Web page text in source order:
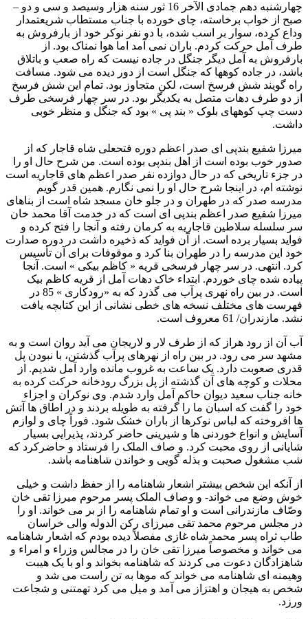
چهارشنبه دهم جمادی الآخر 16 ثور سنه هزار وسيصد و سی و دو –
صبح از خواب برخاسته، چای خورده با جناب مستطاب شريعتمدار
وداع کرده، سوار بر اسب شده، با دو نفر نوکر خود از بارفروش به
طرف آمل حرکت کردم. باران نمی آمد اما هوا نمناک بود. از
بارفروش به آمل ديگر جنگل در جاده نيست که راه صعب و باتلاق
باشد، در جاده کوهها که جنگل است از دور ديده می شود. مسافت
راه گويند شش فرسخ است، لکن متجاوز بود. تمام اين شش فرسخ
از دو طرف دهات متصل به يکديگر بود. در سر چهار فرسخی طرف
دست چپ کوههای بلوک « بند پی » بود که جنگل و منظر خوبی
داشت.
ميرزا شفيع بندپی ای صدر اعظم دوره فتحعلی شاه قاجار که از
صدور خوب بوده است از اهل بندپی بوده است. من شرح حال او را
در جزء تاريخی که در حال دوازده نفر صدر اعظم های قاجاريه است
نوشته ام، در اينجا شرح حال او را نمی نگارم. همين قدر گويم
مدرسه صدر که در طهران و در جلو خان مسجد شاه است از بناهای
ميرزا شفيع صدر اعظم بندپی ای است که در خدمت آقا محمد خان
سر سلسله سلاطين قاجاريه به کرمان رفته و آنجا را فتح کرده و
فوايد بسيار برده است. از آن فوايد که ذخيره داشت در دوره صدارت
خود اين مدرسه را در طهران بنا کرد و موقوفات برای آن تأسيس
کرد. انتهی. در سر چهار فرسخی قريه « کاظم بيکی » است. آنجا
پياده شده چای خوردم. ابتداء خاک دهات آمل از قريه کاظم بيک
است. در بين راه نهری پرآب می گذرد که به «رودکاری » 85 در
فهرست های مختلف نسخه های خطی نشانی از اين کتابچه يافت
نشد. مازندران/ 61 معروف است.
آب آن از رود هراز که از طرف لار و لاريجان می آيد روان است و به
مشهد سر می رود. در بين راه از نهرهای پرآب گذشتن، با نبودن پل
قدری صعوبت دارد. يک ساعت به غروب مانده وارد آمل شديم. از
محلات و کوچه های آن گذشته از پل بزرگ رودخانه حرکت کرده به
خانه جناب سعيد ديوان حاکم آمل وارد شدم. وی نوکران و اجزاء
خود را گفت که اسبان ما را گرفته به طويله بردند و در اطاق ها آتش
ها افروخته که لباس نوکرها از باران خشک شود. فوراً چای و لوازم
آسايش و انواع خوردنی ها و شيرينی حاضر کردند، پذيرايی بسيار
شايانی از روی محبت کرد. و صاف الملک را فرستاد و حاضرکرد که
شب مشغول صحبت و بذله گويی و خواندن شاهنامه باشد.
از آنکه اين شخص بيشتر اشعار شاهنامه را از حفظ داشت و خيلی
خوش وضع می خواند- و وصاف الملک پسر مرحوم ميرزا تقی خان
وصّاف مازندرانی است و او تمام شاهنامه را از بر می خواند. او را
در مجلس مرحوم محمد تقی ميرزای رکن الدوله والی خراسان
طاب ثراه پسر محمد شاه غازی مفصلاً ديده بودم که اشعار شاهنامه
می خواند و مخصوصاً ميرزا تقی خان را در مجالس وزراء و امراء و
شاهزادگان دعوت می کردند که شاهنامه بخواند و او با يک هيبت
وهيمنه ای شاهنامه می خواند که موها به تن راست می شد و
شخص به هيجان و اهتزاز می آمد و ميل می کرد تهمتنی و شجاعت
ورزد.